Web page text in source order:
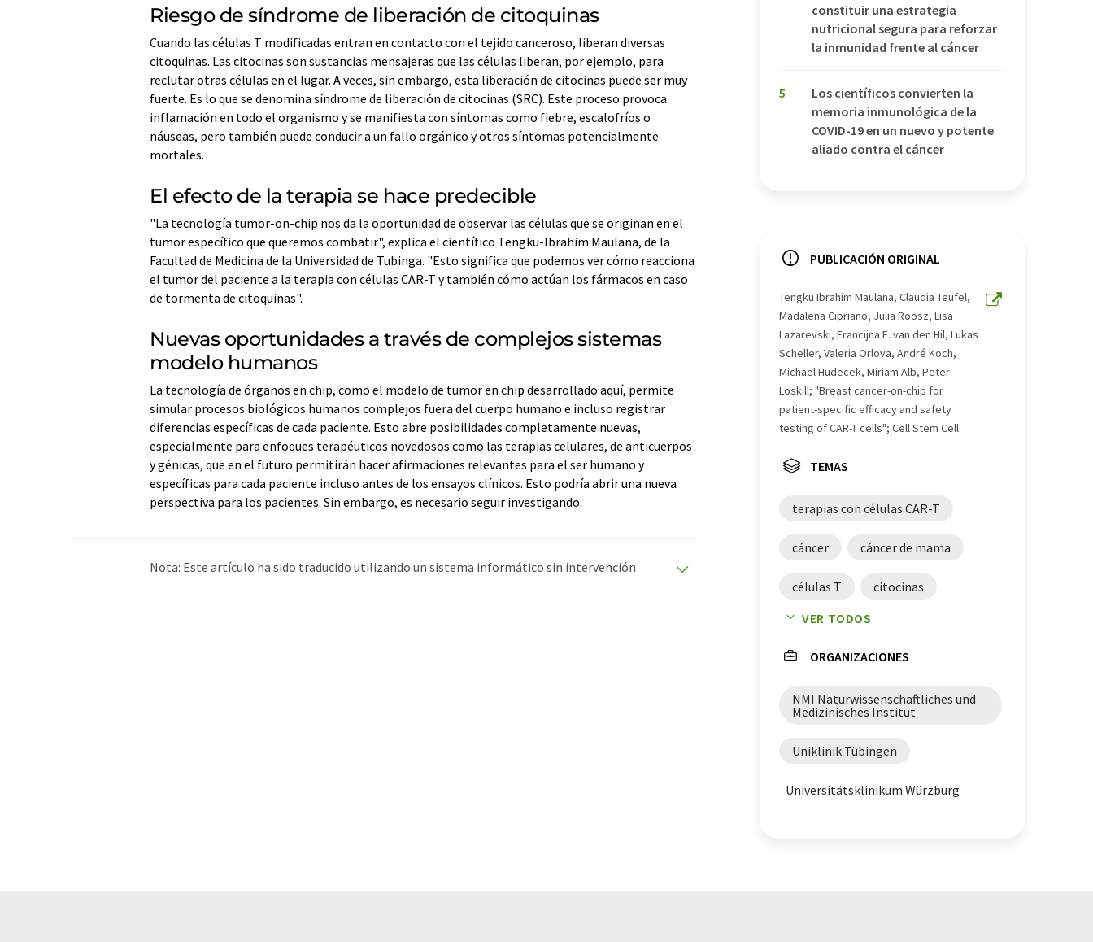
Riesgo de síndrome de liberación de citoquinas
Cuando las células T modificadas entran en contacto con el tejido canceroso, liberan diversas
citoquinas. Las citocinas son sustancias mensajeras que las células liberan, por ejemplo, para
reclutar otras células en el lugar. A veces, sin embargo, esta liberación de citocinas puede ser muy
fuerte. Es lo que se denomina síndrome de liberación de citocinas (SRC). Este proceso provoca
inflamación en todo el organismo y se manifiesta con síntomas como fiebre, escalofríos o
náuseas, pero también puede conducir a un fallo orgánico y otros síntomas potencialmente
mortales.
El efecto de la terapia se hace predecible
"La tecnología tumor-on-chip nos da la oportunidad de observar las células que se originan en el
tumor específico que queremos combatir", explica el científico Tengku-Ibrahim Maulana, de la
Facultad de Medicina de la Universidad de Tubinga. "Esto significa que podemos ver cómo reacciona
el tumor del paciente a la terapia con células CAR-T y también cómo actúan los fármacos en caso
de tormenta de citoquinas".
Nuevas oportunidades a través de complejos sistemas
modelo humanos
La tecnología de órganos en chip, como el modelo de tumor en chip desarrollado aquí, permite
simular procesos biológicos humanos complejos fuera del cuerpo humano e incluso registrar
diferencias específicas de cada paciente. Esto abre posibilidades completamente nuevas,
especialmente para enfoques terapéuticos novedosos como las terapias celulares, de anticuerpos
y génicas, que en el futuro permitirán hacer afirmaciones relevantes para el ser humano y
específicas para cada paciente incluso antes de los ensayos clínicos. Esto podría abrir una nueva
perspectiva para los pacientes. Sin embargo, es necesario seguir investigando.
Nota: Este artículo ha sido traducido utilizando un sistema informático sin intervención
constituir una estrategia
nutricional segura para reforzar
la inmunidad frente al cáncer
5
Los científicos convierten la
memoria inmunológica de la
COVID-19 en un nuevo y potente
aliado contra el cáncer
PUBLICACIÓN ORIGINAL
Tengku Ibrahim Maulana, Claudia Teufel,
Madalena Cipriano, Julia Roosz, Lisa
Lazarevski, Francijna E. van den Hil, Lukas
Scheller, Valeria Orlova, André Koch,
Michael Hudecek, Miriam Alb, Peter
Loskill; "Breast cancer-on-chip for
patient-specific efficacy and safety
testing of CAR-T cells"; Cell Stem Cell
TEMAS
terapias con células CAR-T
cáncer cáncer de mama
células T citocinas
terapias celulares
análisis en tiempo real
VER TODOS
ORGANIZACIONES
NMI Naturwissenschaftliches und
Medizinisches Institut
Uniklinik Tübingen
Universitätsklinikum Würzburg